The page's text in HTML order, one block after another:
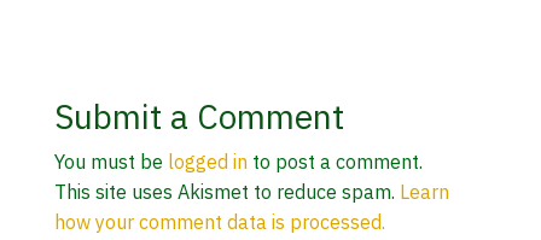
Submit a Comment
You must be logged into post a comment.
This site uses Akismet to reduce spam. Learn
how your comment data is processed.